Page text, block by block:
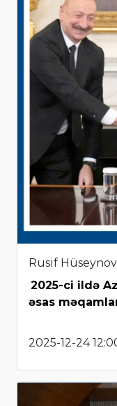
Rusif Hüseynov
2025-ci ildə
əsas
2025-12-24